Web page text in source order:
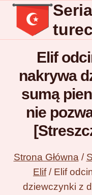
Przejdź
treści
Elif
nakrywa
sumą
nie
Strona Główna /
Elif / Elif
dziewczynki z